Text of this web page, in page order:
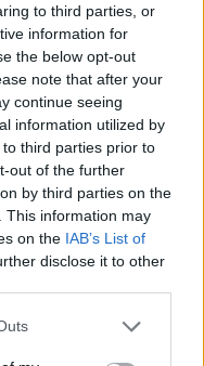
to third parties, or
information for
the below opt-out
note that after your
continue seeing
information utilized by
third parties prior to
out of the further
by third parties on the
This information may
on the IAB’s List of
disclose it to other
man kommer över
varven sjunker i
kommer den igen
på 2 känns de som,
jämt, trodde de
men sen när vi
pull, sen helt
och tappa
och hittar inge
än för råd :(
ska snacka med